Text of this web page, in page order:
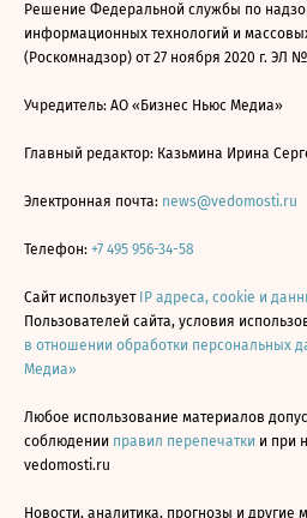
Решение Федеральной службы по
информационных технологий и
(Роскомнадзор) от 27 ноября 2020 г. ЭЛ №
Учредитель: АО «Бизнес Ньюс Медиа»
Главный редактор: Казьмина Ирина
Электронная почта: news@vedomosti.ru
Телефон: +7 495 956-34-58
Сайт использует IP адреса, cookie и
Пользователей сайта, условия
в отношении обработки персональных
Медиа»
Любое использование материалов
соблюдении правил перепечатки и при
vedomosti.ru
Новости, аналитика, прогнозы и